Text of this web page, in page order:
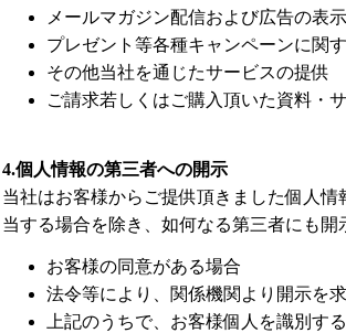
メールマガジン配信および広告の表示
プレゼント等各種キャンペーンに関
その他当社を通じたサービスの提供
ご請求若しくはご購入頂いた資料・
4.個人情報の第三者への開示
当社はお客様からご提供頂きました個人
当する場合を除き、如何なる第三者にも開
お客様の同意がある場合
法令等により、関係機関より開示を
上記のうちで、お客様個人を識別す